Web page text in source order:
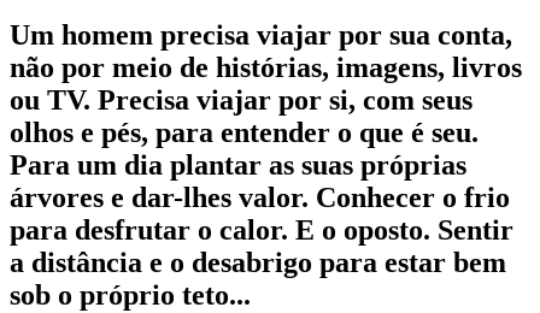
Um homem precisa viajar por sua conta,
não por meio de histórias, imagens, livros
ou TV. Precisa viajar por si, com seus
olhos e pés, para entender o que é seu.
Para um dia plantar as suas próprias
árvores e dar-lhes valor. Conhecer o frio
para desfrutar o calor. E o oposto. Sentir
a distância e o desabrigo para estar bem
sob o próprio teto...